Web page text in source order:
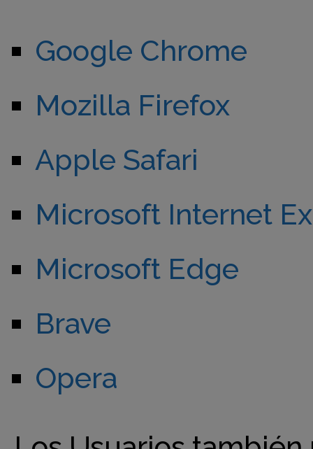
Google Chrome
Mozilla Firefox
Apple Safari
Microsoft Internet
Microsoft Edge
Brave
Opera